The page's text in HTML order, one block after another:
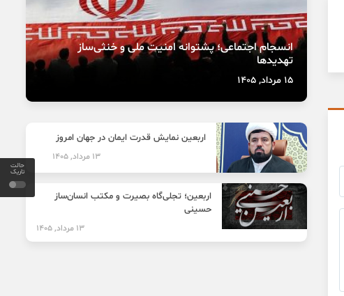
حالت
تاریک
انسجام اجتماعی؛ پشتوانه امنیت ملی و خنثی‌ساز
تهدیدها
15 مرداد, 1405
اربعین نمایش قدرت ایمان در جهان امروز
13 مرداد, 1405
اربعین؛ تجلی‌گاه بصیرت و مکتب انسان‌ساز
حسینی
13 مرداد, 1405